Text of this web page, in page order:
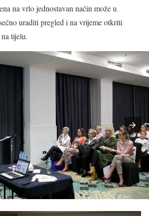
na vrlo jednostavan način može u
uraditi pregled i na vrijeme otkriti
tijelu.